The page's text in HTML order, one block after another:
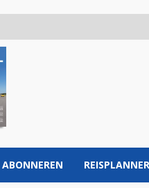
ABONNEREN REISPLANNER